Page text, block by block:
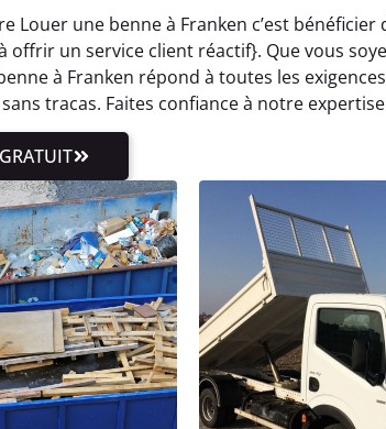
Louer une benne à Franken c’est
offrir un service client réactif}. Que vous
à Franken répond à toutes les
tracas. Faites confiance à notre